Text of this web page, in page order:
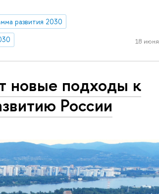
развития 2030
18 июня
новые подходы к
России